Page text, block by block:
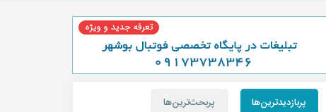
پربازدیدترین‌ها پربحث‌ترین‌ها